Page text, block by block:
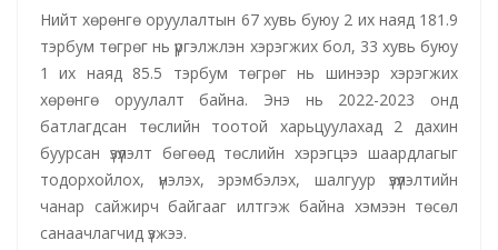
Нийт хөрөнгө оруулалтын 67 хувь буюу 2 их наяд 181.9
тэрбум төгрөг нь үргэлжлэн хэрэгжих бол, 33 хувь буюу
1 их наяд 85.5 тэрбум төгрөг нь шинээр хэрэгжих
хөрөнгө оруулалт байна. Энэ нь 2022-2023 онд
батлагдсан төслийн тоотой харьцуулахад 2 дахин
буурсан үзүүлэлт бөгөөд төслийн хэрэгцээ шаардлагыг
тодорхойлох, үнэлэх, эрэмбэлэх, шалгуур үзүүлэлтийн
чанар сайжирч байгааг илтгэж байна хэмээн төсөл
санаачлагчид үзжээ.